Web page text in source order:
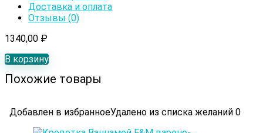
Доставка и оплата
Отзывы (0)
1340,00 ₽
В корзину
Похожие товары
Добавлен в избранноеУдалено из списка желаний 0